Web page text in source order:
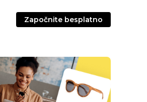
Započnite besplatno